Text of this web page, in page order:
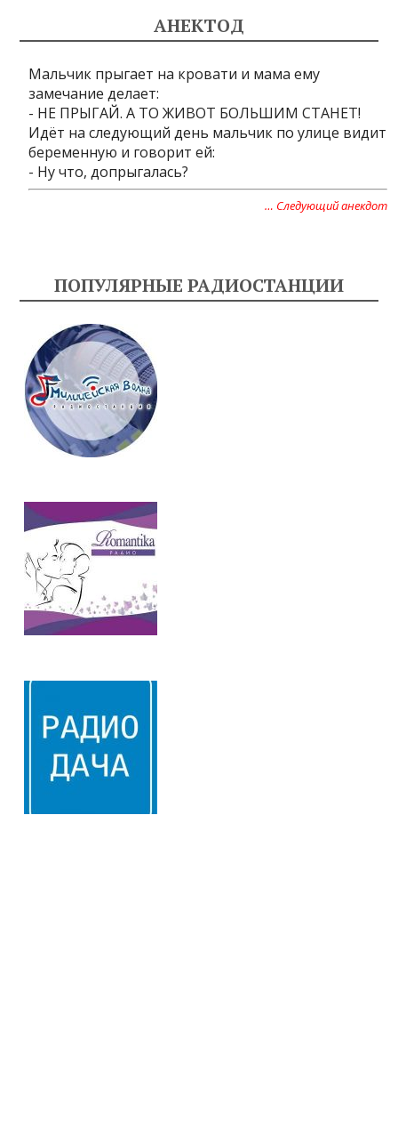
АНЕКТОД
Мальчик прыгает на кровати и мама ему
замечание делает:
- НЕ ПРЫГАЙ. А ТО ЖИВОТ БОЛЬШИМ СТАНЕТ!
Идёт на следующий день мальчик по улице видит
беременную и говорит ей:
- Ну что, допрыгалась?
… Следующий анекдот
ПОПУЛЯРНЫЕ РАДИОСТАНЦИИ